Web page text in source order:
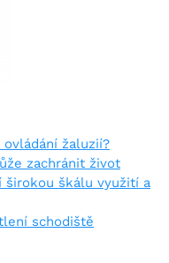
žaluzií?
zachránit život
širokou škálu využití a
schodiště